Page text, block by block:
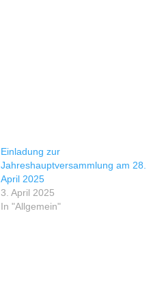
Einladung zur
Jahreshauptversammlung am 28.
April 2025
3. April 2025
In "Allgemein"